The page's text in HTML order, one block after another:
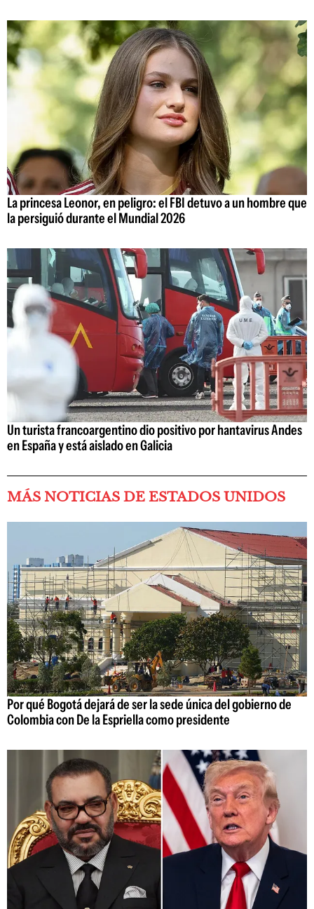
La princesa Leonor, en peligro: el FBI detuvo a un hombre que
la persiguió durante el Mundial 2026
Un turista francoargentino dio positivo por hantavirus Andes
en España y está aislado en Galicia
MÁS NOTICIAS DE ESTADOS UNIDOS
Por qué Bogotá dejará de ser la sede única del gobierno de
Colombia con De la Espriella como presidente